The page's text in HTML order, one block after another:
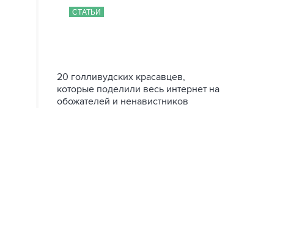
СТАТЬИ
20 голливудских красавцев,
которые поделили весь интернет на
обожателей и ненавистников